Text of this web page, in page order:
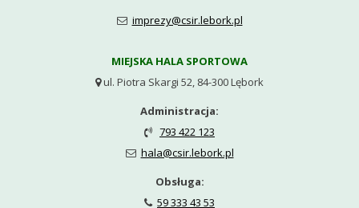
 imprezy@csir.lebork.pl
MIEJSKA HALA SPORTOWA
ul. Piotra Skargi 52, 84-300 Lębork
Administracja:
 793 422 123
 hala@csir.lebork.pl
Obsługa:
 59 333 43 53